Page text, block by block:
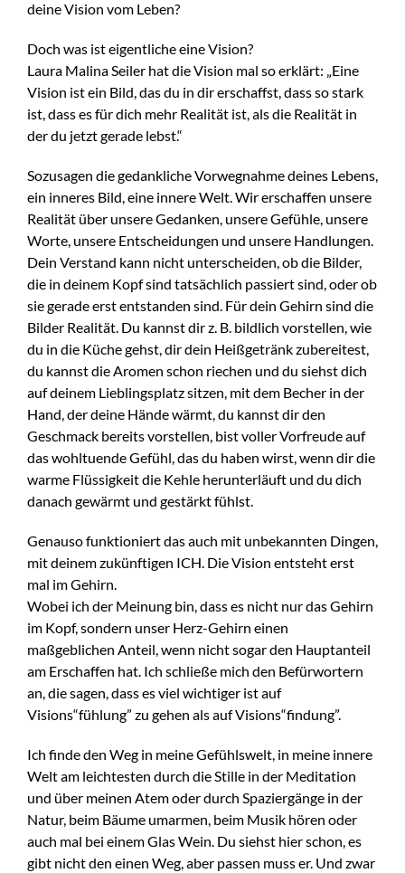
deine Vision vom Leben?
Doch was ist eigentliche eine Vision?
Laura Malina Seiler hat die Vision mal so erklärt: „Eine
Vision ist ein Bild, das du in dir erschaffst, dass so stark
ist, dass es für dich mehr Realität ist, als die Realität in
der du jetzt gerade lebst.“
Sozusagen die gedankliche Vorwegnahme deines Lebens,
ein inneres Bild, eine innere Welt. Wir erschaffen unsere
Realität über unsere Gedanken, unsere Gefühle, unsere
Worte, unsere Entscheidungen und unsere Handlungen.
Dein Verstand kann nicht unterscheiden, ob die Bilder,
die in deinem Kopf sind tatsächlich passiert sind, oder ob
sie gerade erst entstanden sind. Für dein Gehirn sind die
Bilder Realität. Du kannst dir z. B. bildlich vorstellen, wie
du in die Küche gehst, dir dein Heißgetränk zubereitest,
du kannst die Aromen schon riechen und du siehst dich
auf deinem Lieblingsplatz sitzen, mit dem Becher in der
Hand, der deine Hände wärmt, du kannst dir den
Geschmack bereits vorstellen, bist voller Vorfreude auf
das wohltuende Gefühl, das du haben wirst, wenn dir die
warme Flüssigkeit die Kehle herunterläuft und du dich
danach gewärmt und gestärkt fühlst.
Genauso funktioniert das auch mit unbekannten Dingen,
mit deinem zukünftigen ICH. Die Vision entsteht erst
mal im Gehirn.
Wobei ich der Meinung bin, dass es nicht nur das Gehirn
im Kopf, sondern unser Herz-Gehirn einen
maßgeblichen Anteil, wenn nicht sogar den Hauptanteil
am Erschaffen hat. Ich schließe mich den Befürwortern
an, die sagen, dass es viel wichtiger ist auf
Visions“fühlung” zu gehen als auf Visions“findung”.
Ich finde den Weg in meine Gefühlswelt, in meine innere
Welt am leichtesten durch die Stille in der Meditation
und über meinen Atem oder durch Spaziergänge in der
Natur, beim Bäume umarmen, beim Musik hören oder
auch mal bei einem Glas Wein. Du siehst hier schon, es
gibt nicht den einen Weg, aber passen muss er. Und zwar